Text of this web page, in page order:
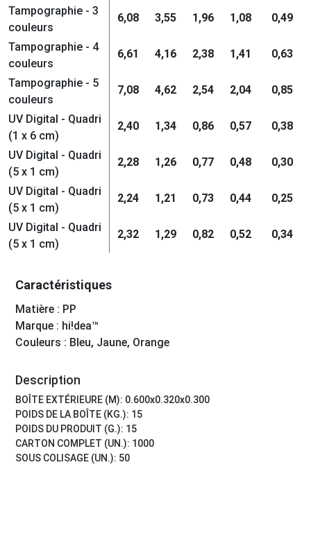
Tampographie - 3
couleurs
6,08 3,55 1,96 1,08 0,49
Tampographie - 4
couleurs
6,61 4,16 2,38 1,41 0,63
Tampographie - 5
couleurs
7,08 4,62 2,54 2,04 0,85
UV Digital - Quadri
(1 x 6 cm)
2,40 1,34 0,86 0,57 0,38
UV Digital - Quadri
(5 x 1 cm)
2,28 1,26 0,77 0,48 0,30
UV Digital - Quadri
(5 x 1 cm)
2,24 1,21 0,73 0,44 0,25
UV Digital - Quadri
(5 x 1 cm)
2,32 1,29 0,82 0,52 0,34
Caractéristiques
Matière : PP
Marque : hi!dea™
Couleurs : Bleu, Jaune, Orange
Description
BOÎTE EXTÉRIEURE (M): 0.600x0.320x0.300
POIDS DE LA BOÎTE (KG.): 15
POIDS DU PRODUIT (G.): 15
CARTON COMPLET (UN.): 1000
SOUS COLISAGE (UN.): 50